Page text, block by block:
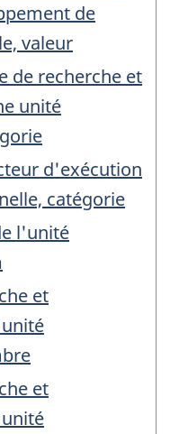
de
valeur
de recherche et
unité
d'exécution
catégorie
l'unité
et
et